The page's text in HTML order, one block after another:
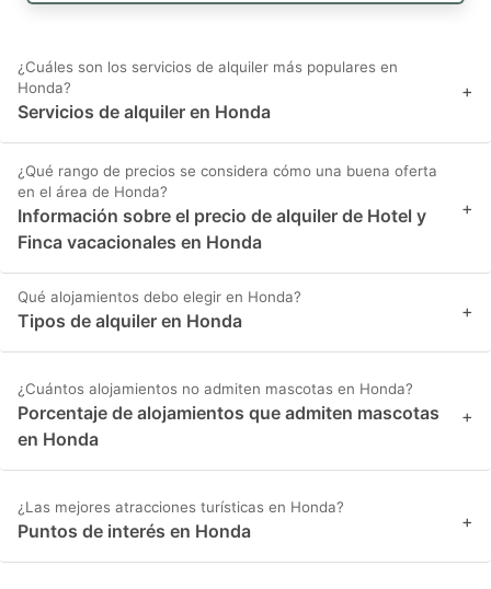
¿Cuáles son los servicios de alquiler más populares en
Honda?
Servicios de alquiler en Honda
+
¿Qué rango de precios se considera cómo una buena oferta
en el área de Honda?
Información sobre el precio de alquiler de Hotel y
Finca vacacionales en Honda
+
Qué alojamientos debo elegir en Honda?
Tipos de alquiler en Honda +
¿Cuántos alojamientos no admiten mascotas en Honda?
Porcentaje de alojamientos que admiten mascotas
en Honda
+
¿Las mejores atracciones turísticas en Honda?
Puntos de interés en Honda +